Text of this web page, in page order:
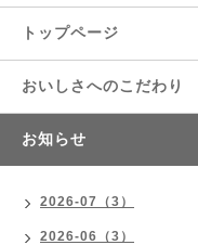
トップページ
おいしさへのこだわり
お知らせ
2026-07（3）
2026-06（3）